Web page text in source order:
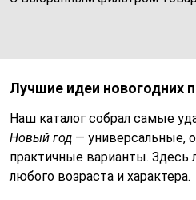
Лучшие идеи новогодних
Наш каталог собрал самые
Новый год — универсальные,
практичные варианты. Здесь
любого возраста и характера.